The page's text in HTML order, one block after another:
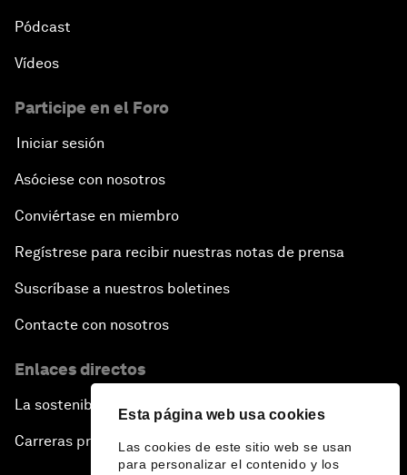
Esta página web usa cookies
Las cookies de este sitio web se usan
para personalizar el contenido y los
Pódcast
Vídeos
Participe en el Foro
Iniciar sesión
Asóciese con nosotros
Conviértase en miembro
Regístrese para recibir nuestras notas de prensa
Suscríbase a nuestros boletines
Contacte con nosotros
Enlaces directos
La sostenibilidad en el Foro
Carreras profesionales